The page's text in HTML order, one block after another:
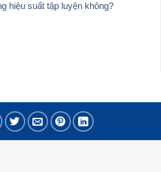
hiệu suất tập luyện không?